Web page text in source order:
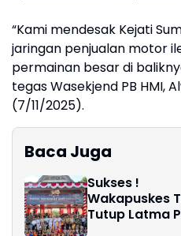
“Kami mendesak Kejati
jaringan penjualan motor
permainan besar di
tegas Wasekjend PB HMI,
(7/11/2025).
Baca Juga
Sukses !
Wakapuskes
Tutup Latma